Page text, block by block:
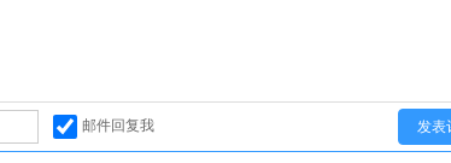
邮件回复我 发表